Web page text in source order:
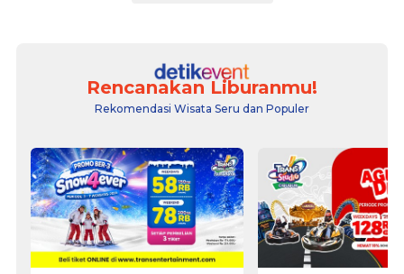
Rencanakan Liburanmu!
Rekomendasi Wisata Seru dan Populer